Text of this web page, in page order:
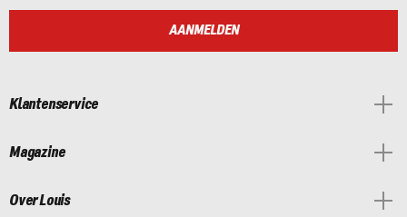
AANMELDEN
Klantenservice
Magazine
Over Louis